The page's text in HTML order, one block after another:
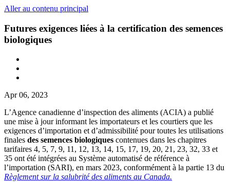
Aller au contenu principal
Futures exigences liées à la certification des semences
biologiques
Apr 06, 2023
L’Agence canadienne d’inspection des aliments (ACIA) a publié
une mise à jour informant les importateurs et les courtiers que les
exigences d’importation et d’admissibilité pour toutes les utilisations
finales des semences biologiques contenues dans les chapitres
tarifaires 4, 5, 7, 9, 11, 12, 13, 14, 15, 17, 19, 20, 21, 23, 32, 33 et
35 ont été intégrées au Système automatisé de référence à
l’importation (SARI), en mars 2023, conformément à la partie 13 du
Règlement sur la salubrité des aliments au Canada.